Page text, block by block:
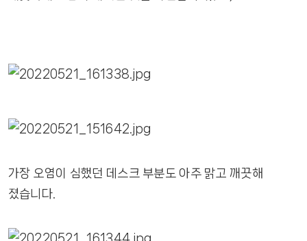
가장 오염이 심했던 데스크 부분도 아주 맑고 깨끗해
졌습니다.